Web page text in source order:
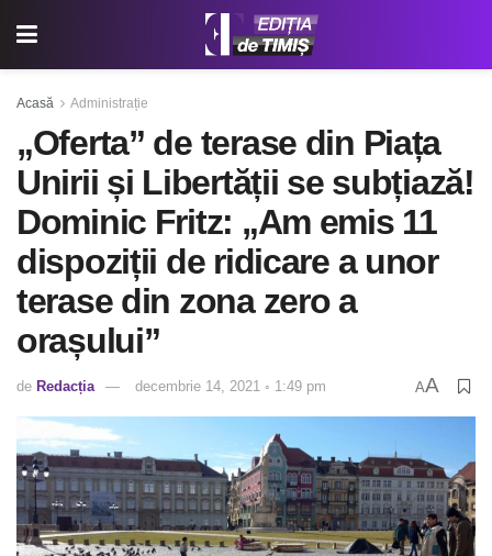
Acasă Administrație
„Oferta” de terase din Piața
Unirii și Libertății se subțiază!
Dominic Fritz: „Am emis 11
dispoziții de ridicare a unor
terase din zona zero a
orașului”
de Redacția decembrie 14, 2021 ◦ 1:49 pm AA